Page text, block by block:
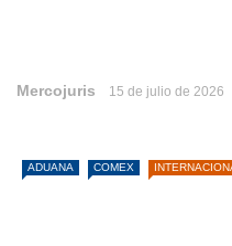
Mercojuris 15 de julio de 2026
ADUANA COMEX